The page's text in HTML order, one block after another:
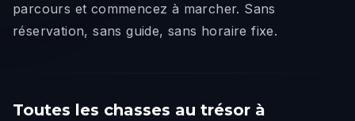
parcours et commencez à marcher. Sans
réservation, sans guide, sans horaire fixe.
Toutes les chasses au trésor à